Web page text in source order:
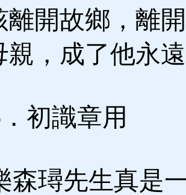
離開故鄉，離
親，成了他永
初識章用
璕先生真是